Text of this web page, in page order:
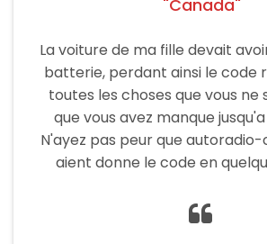
"Canada"
La voiture de ma fille devait
batterie, perdant ainsi le code
toutes les choses que vous ne
que vous avez manque
N'ayez pas peur que
aient donne le code en